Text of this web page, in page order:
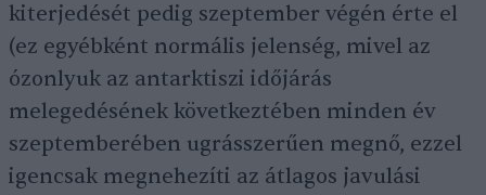
kiterjedését pedig szeptember végén érte el
(ez egyébként normális jelenség, mivel az
ózonlyuk az antarktiszi időjárás
melegedésének következtében minden év
szeptemberében ugrásszerűen megnő, ezzel
igencsak megnehezíti az átlagos javulási